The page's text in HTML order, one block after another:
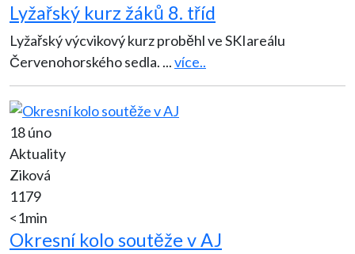
Lyžařský kurz žáků 8. tříd
Lyžařský výcvikový kurz proběhl ve SKIareálu
Červenohorského sedla. ...více..
18 úno
Aktuality
Ziková
1179
<1min
Okresní kolo soutěže v AJ